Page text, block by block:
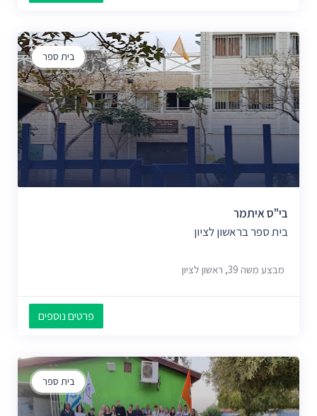
בית ספר
בי"ס איתמר
בית ספר בראשון לציון
מבצע משה 39, ראשון לציון
פרטים נוספים
בית ספר